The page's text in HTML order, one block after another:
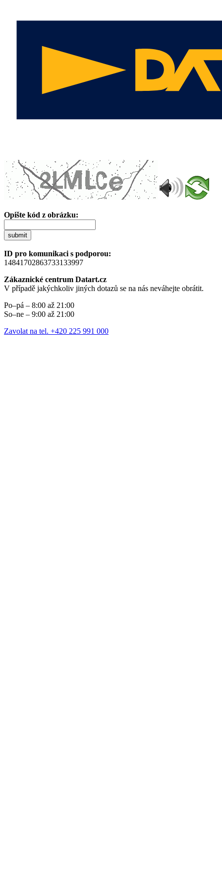
Opište kód z obrázku:
submit
ID pro komunikaci s podporou:
14841702863733133997
Zákaznické centrum Datart.cz
V případě jakýchkoliv jiných dotazů se na nás neváhejte obrátit.
Po–pá – 8:00 až 21:00
So–ne – 9:00 až 21:00
Zavolat na tel. +420 225 991 000